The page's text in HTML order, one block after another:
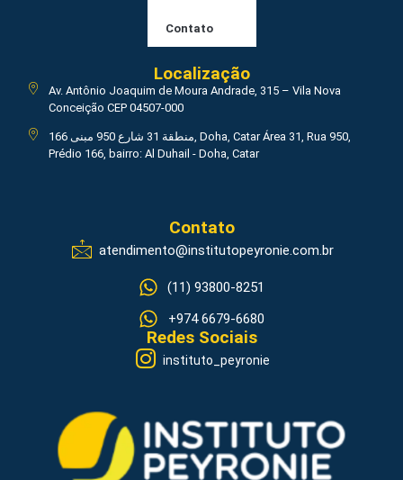
Contato
Localização
Av. Antônio Joaquim de Moura Andrade, 315 – Vila Nova
Conceição CEP 04507-000
منطقة 31 شارع 950 مبنى 166, Doha, Catar Área 31, Rua 950,
Prédio 166, bairro: Al Duhail - Doha, Catar
Contato
atendimento@institutopeyronie.com.br
(11) 93800-8251
+974 6679-6680
Redes Sociais
instituto_peyronie